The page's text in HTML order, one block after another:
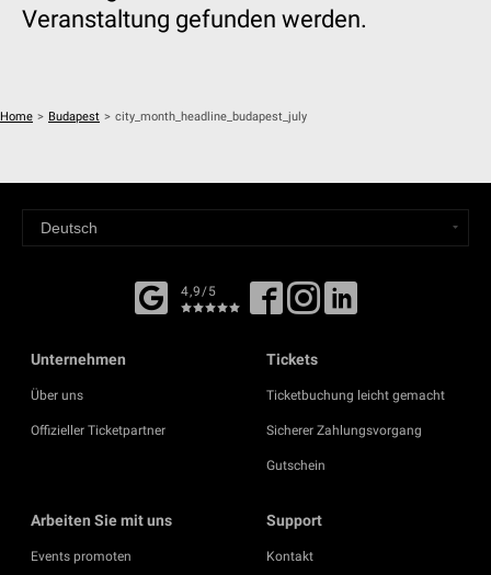
Veranstaltung gefunden werden.
Home > Budapest > city_month_headline_budapest_july
4,9/5
Unternehmen
Über uns
Offizieller Ticketpartner
Tickets
Ticketbuchung leicht gemacht
Sicherer Zahlungsvorgang
Gutschein
Arbeiten Sie mit uns
Events promoten
Support
Kontakt